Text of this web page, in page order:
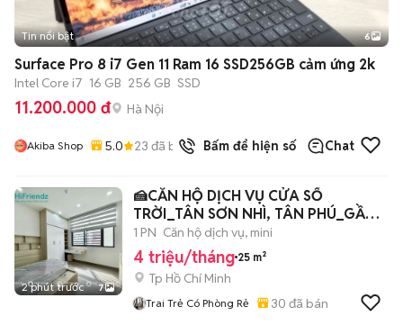
+2
Tin nổi bật 6
Surface Pro 8 i7 Gen 11 Ram 16 SSD256GB cảm ứng 2k
Intel Core i7 16 GB 256 GB SSD
11.200.000 đ Hà Nội
Akiba Shop 5.0 23 đã bán Bấm để hiện số Chat
2 phút trước 7
🍰CĂN HỘ DỊCH VỤ CỬA SỔ
TRỜI_TÂN SƠN NHÌ, TÂN PHÚ_GẦN
AEON MALL
1 PN Căn hộ dịch vụ, mini
4 triệu/tháng 25 m²
Tp Hồ Chí Minh
Trai Trẻ Có Phòng Rẻ 30 đã bán